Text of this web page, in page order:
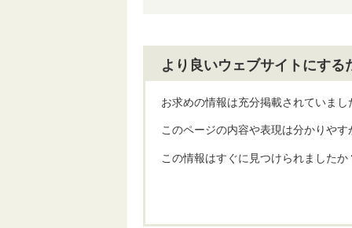
より良いウェブサイトにす
お求めの情報は充分掲載されていまし
このページの内容や表現は分かりやす
この情報はすぐに見つけられましたか